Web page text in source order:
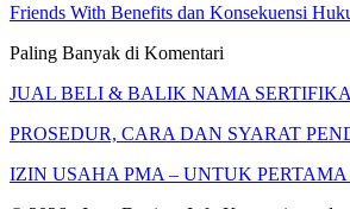
Friends With Benefits dan Konsekuensi
Paling Banyak di Komentari
JUAL BELI & BALIK NAMA
PROSEDUR, CARA DAN SYARAT
IZIN USAHA PMA – UNTUK